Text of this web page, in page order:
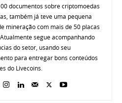
documentos sobre criptomoedas
também já teve uma pequena
mineração com mais de 50 placas
segue acompanhando
do setor, usando seu
para entregar bons conteúdos
do Livecoins.